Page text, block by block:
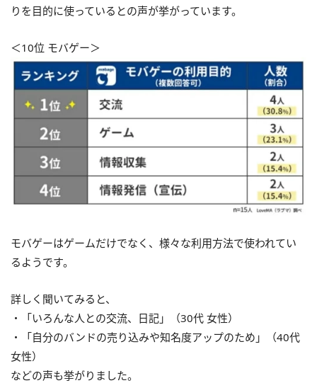
りを目的に使っているとの声が挙がっています。
＜10位 モバゲー＞
モバゲーはゲームだけでなく、様々な利用方法で使われてい
るようです。
詳しく聞いてみると、
・「いろんな人との交流、日記」（30代 女性）
・「自分のバンドの売り込みや知名度アップのため」（40代
女性）
などの声も挙がりました。